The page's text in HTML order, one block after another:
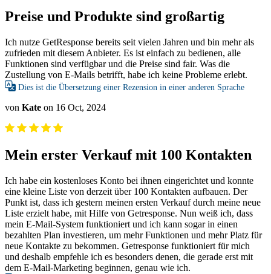
Preise und Produkte sind großartig
Ich nutze GetResponse bereits seit vielen Jahren und bin mehr als
zufrieden mit diesem Anbieter. Es ist einfach zu bedienen, alle
Funktionen sind verfügbar und die Preise sind fair. Was die
Zustellung von E-Mails betrifft, habe ich keine Probleme erlebt.
Dies ist die Übersetzung einer Rezension in einer anderen Sprache
von Kate on 16 Oct, 2024
Mein erster Verkauf mit 100 Kontakten
Ich habe ein kostenloses Konto bei ihnen eingerichtet und konnte
eine kleine Liste von derzeit über 100 Kontakten aufbauen. Der
Punkt ist, dass ich gestern meinen ersten Verkauf durch meine neue
Liste erzielt habe, mit Hilfe von Getresponse. Nun weiß ich, dass
mein E-Mail-System funktioniert und ich kann sogar in einen
bezahlten Plan investieren, um mehr Funktionen und mehr Platz für
neue Kontakte zu bekommen. Getresponse funktioniert für mich
und deshalb empfehle ich es besonders denen, die gerade erst mit
dem E-Mail-Marketing beginnen, genau wie ich.